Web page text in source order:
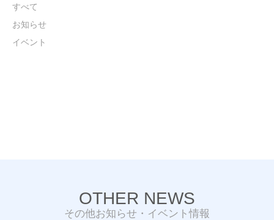
すべて
お知らせ
イベント
OTHER NEWS
その他お知らせ・イベント情報